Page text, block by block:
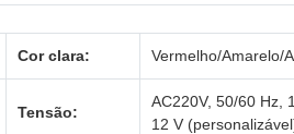
Cor clara: Vermelho/Amarelo/
Tensão:
AC220V, 50/60 Hz,
12 V